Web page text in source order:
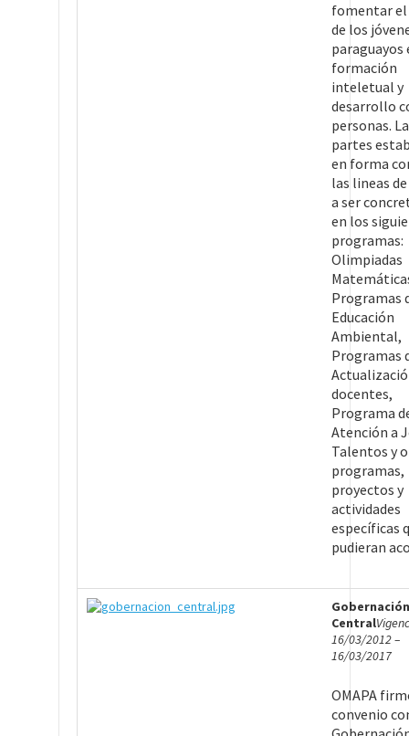
fomentar el
de los
paraguayos
formación
inteletual y
desarrollo
personas.
partes
en forma
las lineas
a ser
en los
programas:
Olimpiadas
Programas
Educación
Ambiental,
Programas
docentes,
Programa
Atención a
Talentos y
programas,
proyectos y
actividades
específicas
pudieran
Gobernación
Central
16/03/2012 –
16/03/2017
OMAPA
convenio